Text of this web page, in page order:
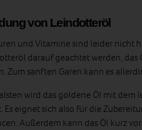
von Leindotteröl
und Vitamine sind leider nicht
darauf geachtet werden,
Zum sanften Garen kann es
wird das goldene Öl mit dem
Es eignet sich also für die
Außerdem kann das Öl kurz